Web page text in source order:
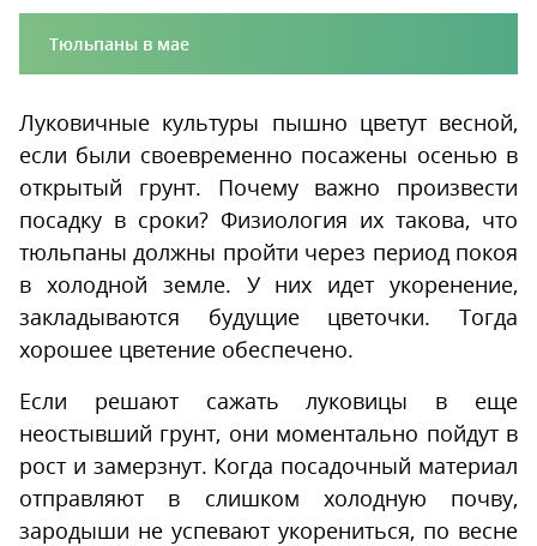
Тюльпаны в мае
Луковичные культуры пышно цветут весной,
если были своевременно посажены осенью в
открытый грунт. Почему важно произвести
посадку в сроки? Физиология их такова, что
тюльпаны должны пройти через период покоя
в холодной земле. У них идет укоренение,
закладываются будущие цветочки. Тогда
хорошее цветение обеспечено.
Если решают сажать луковицы в еще
неостывший грунт, они моментально пойдут в
рост и замерзнут. Когда посадочный материал
отправляют в слишком холодную почву,
зародыши не успевают укорениться, по весне